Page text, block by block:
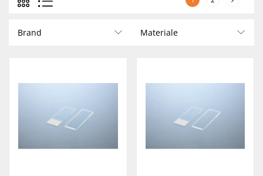
Brand Materiale